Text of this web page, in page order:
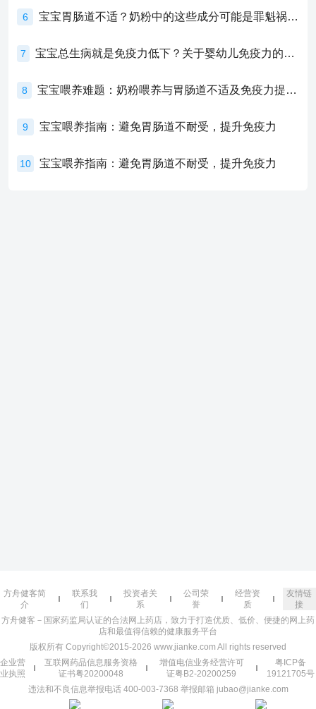
6 宝宝胃肠道不适？奶粉中的这些成分可能是罪魁祸首！
7 宝宝总生病就是免疫力低下？关于婴幼儿免疫力的真相，家长必须了解！
8 宝宝喂养难题：奶粉喂养与胃肠道不适及免疫力提升的奥秘
9 宝宝喂养指南：避免胃肠道不耐受，提升免疫力
10 宝宝喂养指南：避免胃肠道不耐受，提升免疫力
方舟健客简
介
联系我
们
投资者关
系
公司荣
誉
经营资
质
友情链
接
方舟健客－国家药监局认证的合法网上药店，致力于打造优质、低价、便捷的网上药
店和最值得信赖的健康服务平台
版权所有 Copyright©2015-2026 www.jianke.com All rights reserved
企业营
业执照
互联网药品信息服务资格
证书粤20200048
增值电信业务经营许可
证粤B2-20200259
粤ICP备
19121705号
违法和不良信息举报电话 400-003-7368 举报邮箱 jubao@jianke.com